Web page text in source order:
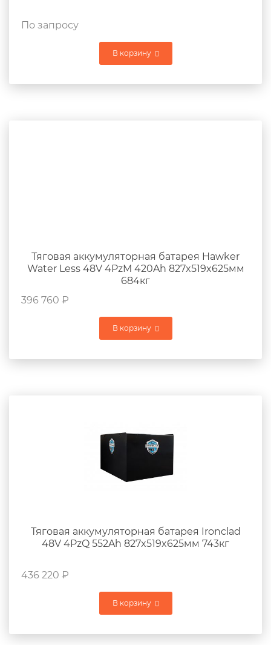
По запросу
В корзину
Тяговая аккумуляторная батарея Hawker
Water Less 48V 4PzM 420Ah 827x519x625мм
684кг
396 760 ₽
В корзину
Тяговая аккумуляторная батарея Ironclad
48V 4PzQ 552Ah 827x519x625мм 743кг
436 220 ₽
В корзину